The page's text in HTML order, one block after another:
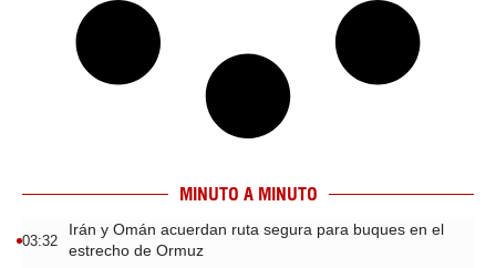
MINUTO A MINUTO
03:32
Irán y Omán acuerdan ruta segura para buques en el
estrecho de Ormuz